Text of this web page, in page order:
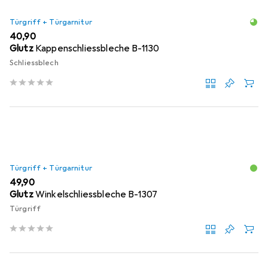
Türgriff + Türgarnitur
EUR
40,90
Glutz Kappenschliessbleche B-1130
Schliessblech
Türgriff + Türgarnitur
EUR
49,90
GlutzWinkelschliessbleche B-1307
Türgriff